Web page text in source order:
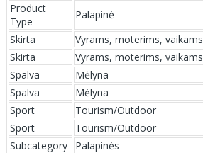
Product
Type
Palapinė
Skirta
Vyrams, moterims, vaikams
Skirta
Vyrams, moterims, vaikams
Spalva
Mėlyna
Spalva
Mėlyna
Sport
Tourism/Outdoor
Sport
Tourism/Outdoor
Subcategory
Palapinės